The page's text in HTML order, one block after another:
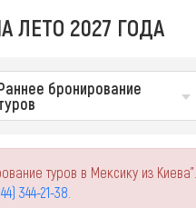
ЛЕТО 2027 ГОДА
бронирование
туров в Мексику из Киева".
344-21-38